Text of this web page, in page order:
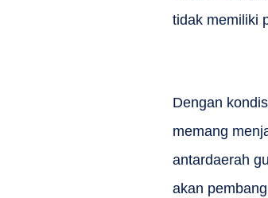
tidak memiliki
Dengan
memang
antardaerah
akan